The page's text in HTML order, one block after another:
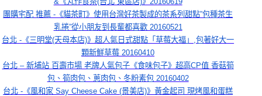
團購宅配 推薦 -《貓茶町》使用台灣好茶製成的茶系列甜點”包種茶生
乳捲”從小朋友到長輩都喜歡 20160521
台北 -《三明堂(天母本店)》超人氣日式甜點「草莓大福」,包著好大一
顆新鮮草莓 20160410
台北 – 新埔站 百壽市場 老牌人氣包子《食味包子》超高CP值 香菇筍
包、筍肉包、蔥肉包、冬粉素包 20160402
台北 -《風和家 Say Cheese Cake (景美店)》黃金起司 現烤風和蛋糕